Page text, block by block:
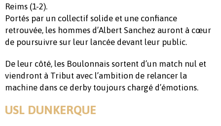
Reims (1-2).
Portés par un collectif solide et une confiance
retrouvée, les hommes d’Albert Sanchez auront à cœur
de poursuivre sur leur lancée devant leur public.
De leur côté, les Boulonnais sortent d’un match nul et
viendront à Tribut avec l’ambition de relancer la
machine dans ce derby toujours chargé d’émotions.
USL DUNKERQUE